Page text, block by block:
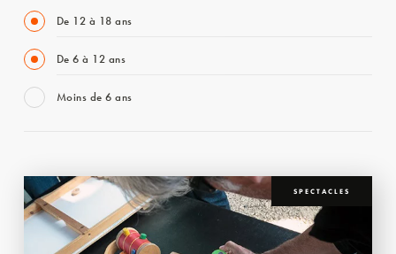
De 12 à 18 ans
De 6 à 12 ans
Moins de 6 ans
SPECTACLES